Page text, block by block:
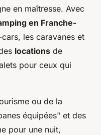
en maîtresse. Avec
en Franche-
les caravanes et
locations de
pour ceux qui
ou de la
équipées" et des
pour une nuit,